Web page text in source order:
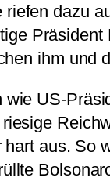
dazu
Präsident
ihm und
US-
aus. So